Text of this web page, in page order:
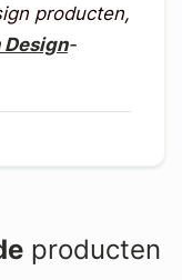
producten,
Design-
producten